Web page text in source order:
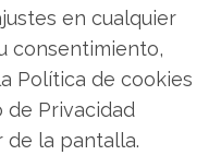
en cualquier
consentimiento,
Política de cookies
de Privacidad
la pantalla.